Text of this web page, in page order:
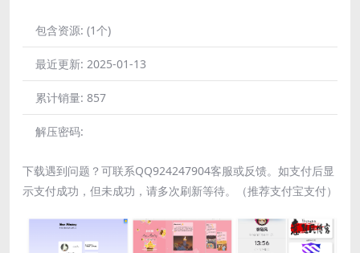
包含资源: (1个)
最近更新: 2025-01-13
累计销量: 857
解压密码:
下载遇到问题？可联系QQ924247904客服或反馈。如支付后显
示支付成功，但未成功，请多次刷新等待。（推荐支付宝支付）